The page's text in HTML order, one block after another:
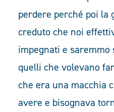
perdere perché poi la
creduto che noi
impegnati e
quelli che volevano
che era una macchia
avere e bisognava